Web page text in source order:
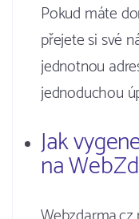
Pokud máte
přejete si své
jednotnou
jednoduchou
Jak
na